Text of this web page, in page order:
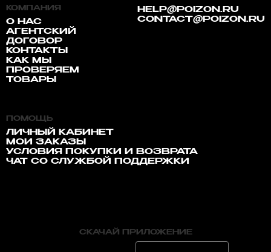
КОМПАНИЯ
О НАС
АГЕНТСКИЙ
ДОГОВОР
КОНТАКТЫ
КАК МЫ
ПРОВЕРЯЕМ
ТОВАРЫ
HELP@POIZON.RU
CONTACT@POIZON.RU
ПОМОЩЬ
ЛИЧНЫЙ КАБИНЕТ
МОИ ЗАКАЗЫ
УСЛОВИЯ ПОКУПКИ И ВОЗВРАТА
ЧАТ СО СЛУЖБОЙ ПОДДЕРЖКИ
СКАЧАЙ ПРИЛОЖЕНИЕ